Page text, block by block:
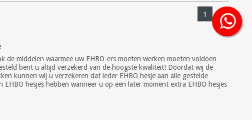
1
middelen waarmee uw EHBO-ers moeten werken moeten voldoen
bent u altijd verzekerd van de hoogste kwaliteit! Doordat wij de
kunnen wij u verzekeren dat ieder EHBO hesje aan alle gestelde
hesjes hebben wanneer u op een later moment extra EHBO hesjes